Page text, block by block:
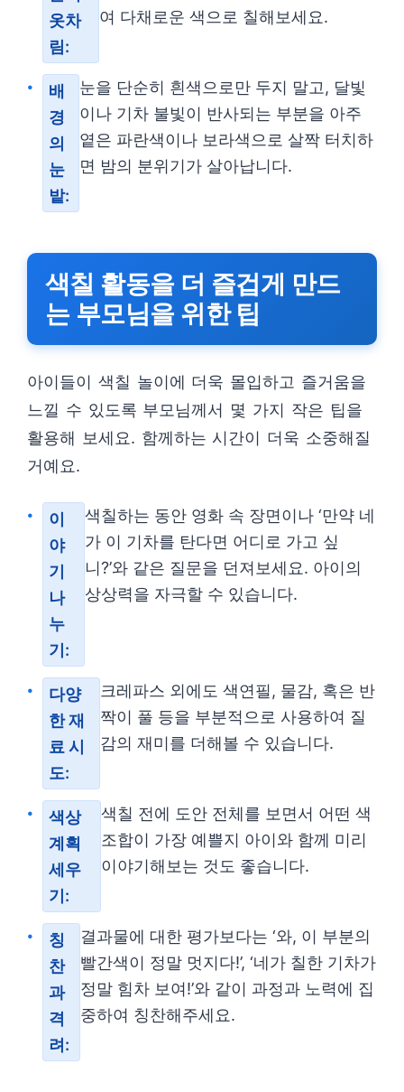
옷차
림:
여 다채로운 색으로 칠해보세요.
배
경
의
눈
밭:
눈을 단순히 흰색으로만 두지 말고, 달빛
이나 기차 불빛이 반사되는 부분을 아주
옅은 파란색이나 보라색으로 살짝 터치하
면 밤의 분위기가 살아납니다.
색칠 활동을 더 즐겁게 만드
는 부모님을 위한 팁
아이들이 색칠 놀이에 더욱 몰입하고 즐거움을
느낄 수 있도록 부모님께서 몇 가지 작은 팁을
활용해 보세요. 함께하는 시간이 더욱 소중해질
거예요.
이
야
기
나
누
기:
색칠하는 동안 영화 속 장면이나 ‘만약 네
가 이 기차를 탄다면 어디로 가고 싶
니?’와 같은 질문을 던져보세요. 아이의
상상력을 자극할 수 있습니다.
다양
한 재
료 시
도:
크레파스 외에도 색연필, 물감, 혹은 반
짝이 풀 등을 부분적으로 사용하여 질
감의 재미를 더해볼 수 있습니다.
색상
계획
세우
기:
색칠 전에 도안 전체를 보면서 어떤 색
조합이 가장 예쁠지 아이와 함께 미리
이야기해보는 것도 좋습니다.
칭
찬
과
격
려:
결과물에 대한 평가보다는 ‘와, 이 부분의
빨간색이 정말 멋지다!’, ‘네가 칠한 기차가
정말 힘차 보여!’와 같이 과정과 노력에 집
중하여 칭찬해주세요.